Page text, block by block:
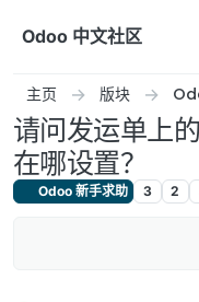
Odoo 中文社区
主页 版块
请问发运单上
在哪设置？
Odoo 新手求助 3 2